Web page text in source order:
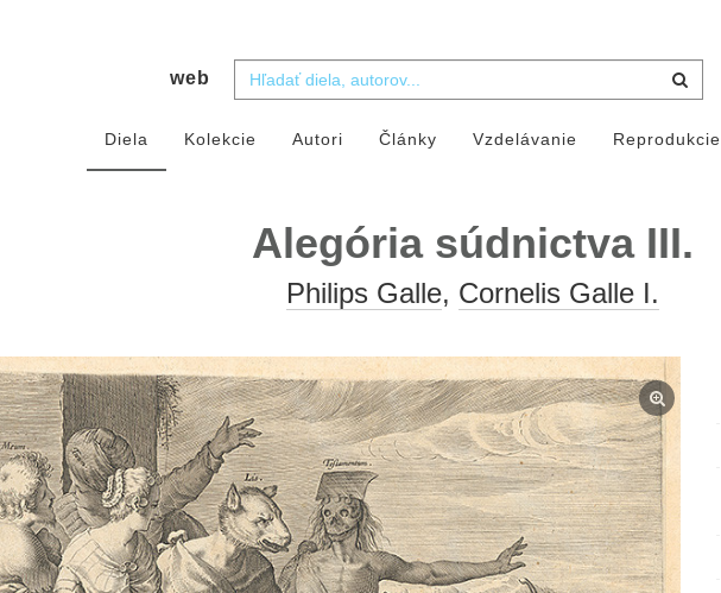
web
Diela Kolekcie Autori Články Vzdelávanie Reprodukcie
Alegória súdnictva III.
Philips Galle, Cornelis Galle I.